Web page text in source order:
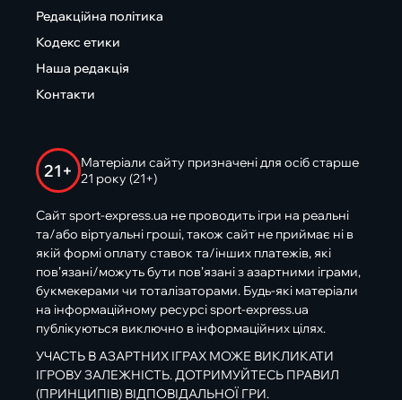
Редакційна політика
Кодекс етики
Наша редакція
Контакти
21+
Матеріали сайту призначені для осіб старше
21 року (21+)
Сайт sport-express.ua не проводить ігри на реальні
та/або віртуальні гроші, також сайт не приймає ні в
якій формі оплату ставок та/інших платежів, які
пов’язані/можуть бути пов’язані з азартними іграми,
букмекерами чи тоталізаторами. Будь-які матеріали
на інформаційному ресурсі sport-express.ua
публікуються виключно в інформаційних цілях.
УЧАСТЬ В АЗАРТНИХ ІГРАХ МОЖЕ ВИКЛИКАТИ
ІГРОВУ ЗАЛЕЖНІСТЬ. ДОТРИМУЙТЕСЬ ПРАВИЛ
(ПРИНЦИПІВ) ВІДПОВІДАЛЬНОЇ ГРИ.